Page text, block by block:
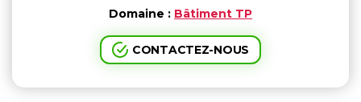
Domaine : Bâtiment TP
CONTACTEZ-NOUS